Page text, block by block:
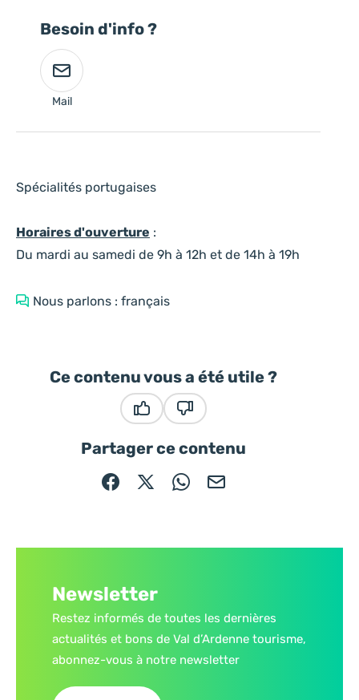
Spécialités portugaises
Horaires d'ouverture :
Du mardi au samedi de 9h à 12h et de 14h à 19h
Nous parlons : français
Besoin d'info ?
Mail
Ce contenu vous a été utile ?
Partager ce contenu
Partager sur Facebook (nouvelle fenêtre)
Partager sur X / Twitter (nouvelle
Partager sur WhatsApp
Partager par mail
Newsletter
Restez informés de toutes les dernières
actualités et bons de Val d’Ardenne tourisme,
abonnez-vous à notre newsletter